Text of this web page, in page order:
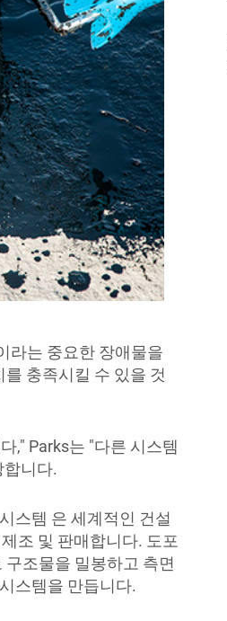
라는 중요한 장애물을
충족시킬 수 있을 것
," Parks는 "다른 시스템
니다.
스템 은 세계적인 건설
조 및 판매합니다. 도포
조물을 밀봉하고 측면
스템을 만듭니다.